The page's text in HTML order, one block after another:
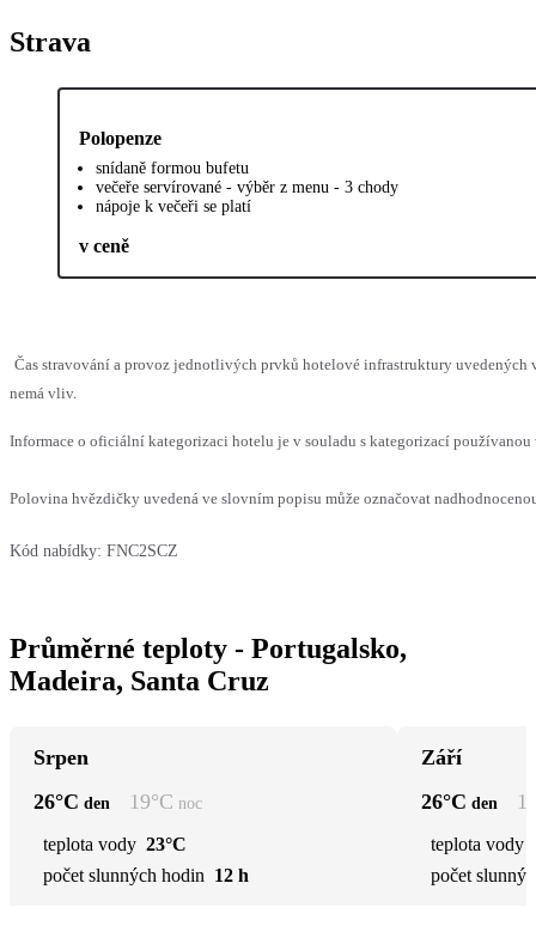
Strava
Polopenze
snídaně formou bufetu
večeře servírované - výběr z menu - 3 chody
nápoje k večeři se platí
v ceně
Čas stravování a provoz jednotlivých prvků hotelové infrastruktury uvedených
nemá vliv.
Informace o oficiální kategorizaci hotelu je v souladu s kategorizací
Polovina hvězdičky uvedená ve slovním popisu může označovat
Kód nabídky: FNC2SCZ
Průměrné teploty - Portugalsko,
Madeira, Santa Cruz
Srpen
26°C den 19°C noc
teplota vody 23°C
počet slunných hodin 12 h
Září
26°C den
teplota vody
počet